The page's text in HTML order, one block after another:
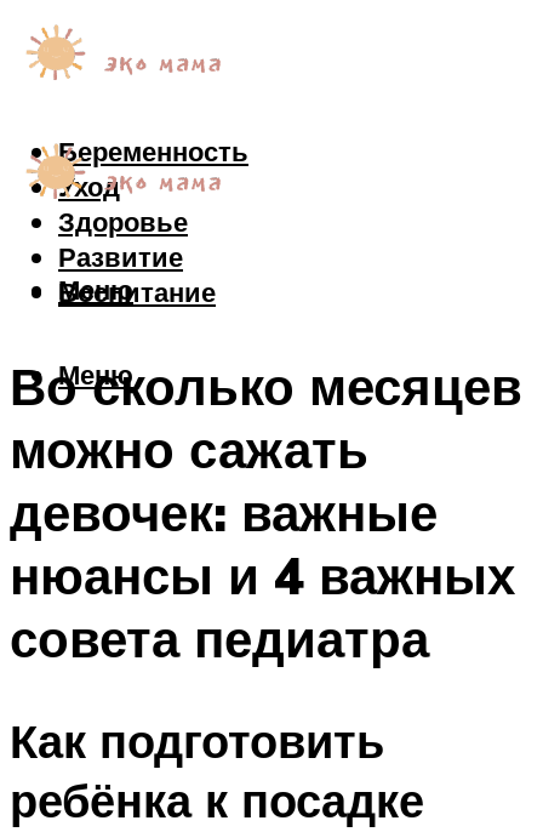
Беременность
Уход
Здоровье
Развитие
Воспитание
Меню
Меню
Во сколько месяцев
можно сажать
девочек: важные
нюансы и 4 важных
совета педиатра
Как подготовить
ребёнка к посадке